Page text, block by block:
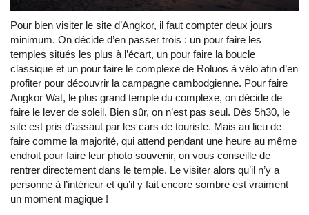
Pour bien visiter le site d’Angkor, il faut compter deux jours
minimum. On décide d’en passer trois : un pour faire les
temples situés les plus à l’écart, un pour faire la boucle
classique et un pour faire le complexe de Roluos à vélo afin d’en
profiter pour découvrir la campagne cambodgienne. Pour faire
Angkor Wat, le plus grand temple du complexe, on décide de
faire le lever de soleil. Bien sûr, on n’est pas seul. Dès 5h30, le
site est pris d’assaut par les cars de touriste. Mais au lieu de
faire comme la majorité, qui attend pendant une heure au même
endroit pour faire leur photo souvenir, on vous conseille de
rentrer directement dans le temple. Le visiter alors qu’il n’y a
personne à l’intérieur et qu’il y fait encore sombre est vraiment
un moment magique !